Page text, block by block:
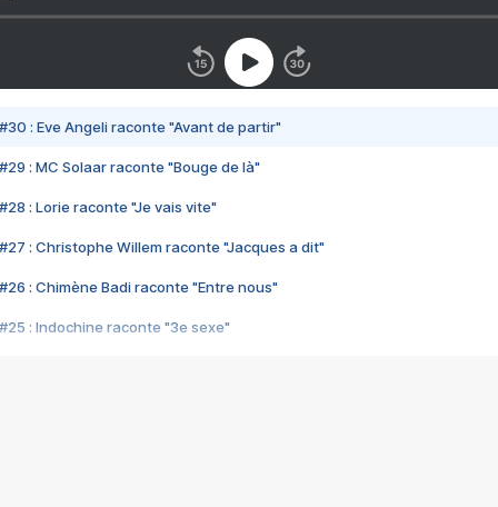
#30 : Eve Angeli raconte "Avant de partir"
#29 : MC Solaar raconte "Bouge de là"
#28 : Lorie raconte "Je vais vite"
#27 : Christophe Willem raconte "Jacques a dit"
#26 : Chimène Badi raconte "Entre nous"
#25 : Indochine raconte "3e sexe"